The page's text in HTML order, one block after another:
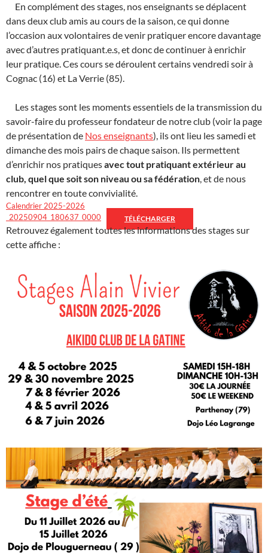
En complément des stages, nos enseignants se déplacent
dans deux club amis au cours de la saison, ce qui donne
l’occasion aux volontaires de venir pratiquer encore davantage
avec d’autres pratiquant.e.s, et donc de continuer à enrichir
leur pratique. Ces cours se déroulent certains vendredi soir à
Cognac (16) et La Verrie (85).
Les stages sont les moments essentiels de la transmission du
savoir-faire du professeur fondateur de notre club (voir la page
de présentation de Nos enseignants), ils ont lieu les samedi et
dimanche des mois pairs de chaque saison. Ils permettent
d’enrichir nos pratiquesavec tout pratiquant extérieur au
club, quel que soit son niveau ou sa fédération, et de nous
rencontrer en toute convivialité.
Calendrier 2025-2026
_20250904_180637_0000
TÉLÉCHARGER
Retrouvez également toutes les informations des stages sur
cette affiche :